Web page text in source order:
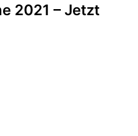
2021 – Jetzt